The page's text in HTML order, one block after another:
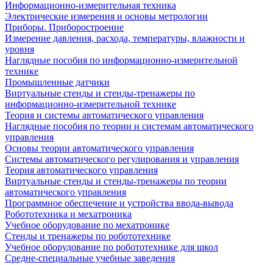
Информационно-измерительная техника
Электрические измерения и основы метрологии
Приборы. Приборостроение
Измерение давления, расхода, температуры, влажности и
уровня
Наглядные пособия по информационно-измерительной
технике
Промышленные датчики
Виртуальные стенды и стенды-тренажеры по
информационно-измерительной технике
Теория и системы автоматического управления
Наглядные пособия по теории и системам автоматического
управления
Основы теории автоматического управления
Системы автоматического регулирования и управления
Теория автоматического управления
Виртуальные стенды и стенды-тренажеры по теории
автоматического управления
Программное обеспечение и устройства ввода-вывода
Робототехника и мехатроника
Учебное оборудование по мехатронике
Стенды и тренажеры по робототехнике
Учебное оборудование по робототехнике для школ
Средне-специальные учебные заведения